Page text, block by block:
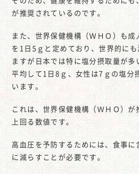
が推奨されているのです。
また、世界保健機構（ＷＨＯ）も
を1日5ｇと定めており、世界的に
ますが日本では特に塩分摂取量が多
平均して1日8ｇ、女性は7ｇの塩分
います。
これは、世界保健機構（ＷＨＯ）が
上回る数値です。
高血圧を予防するためには、食事に
に減らすことが必要です。